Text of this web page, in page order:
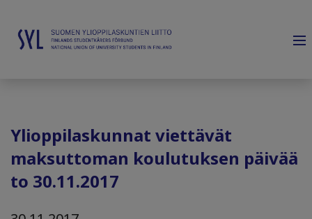
Ylioppilaskunnat viettävät
maksuttoman koulutuksen päivää
to 30.11.2017